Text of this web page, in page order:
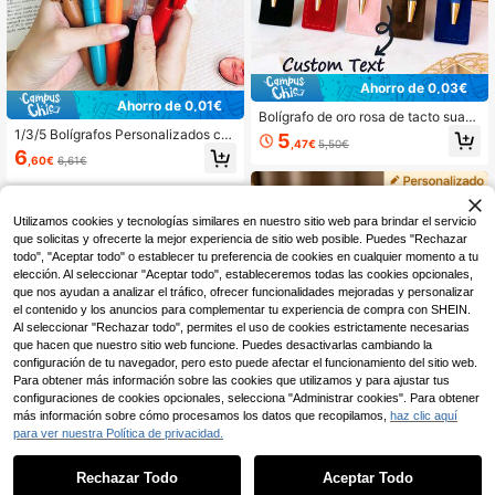
Ahorro de 0,01€
1/3/5 Bolígrafos Personalizados co
n Diseños de Rostro Personalizable
s, Adecuados para la Temporada de
Regreso a la Escuela, Útiles Escolar
sta, Útiles de Oficina y Escolares, Ú
tiles de Oficina y Otras Ocasiones.
6 ,60€ 6,61€
Ahorro de 0,03€
Bolígrafo de oro rosa de tacto suav
e personalizado y grabado, bolígraf
o de escritura de lujo con nombre p
suave, diseño minimalista multifunc
mas de honor, regreso a la escuela,
Navidad y aniversario de boda
5 ,47€5,50€
0
Utilizamos cookies y tecnologías similares en nuestro sitio web para brindar el servicio
que solicitas y ofrecerte la mejor experiencia de sitio web posible. Puedes "Rechazar
todo", "Aceptar todo" o establecer tu preferencia de cookies en cualquier momento a tu
elección. Al seleccionar "Aceptar todo", estableceremos todas las cookies opcionales,
que nos ayudan a analizar el tráfico, ofrecer funcionalidades mejoradas y personalizar
el contenido y los anuncios para complementar tu experiencia de compra con SHEIN.
Al seleccionar "Rechazar todo", permites el uso de cookies estrictamente necesarias
que hacen que nuestro sitio web funcione. Puedes desactivarlas cambiando la
configuración de tu navegador, pero esto puede afectar el funcionamiento del sitio web.
Para obtener más información sobre las cookies que utilizamos y para ajustar tus
configuraciones de cookies opcionales, selecciona "Administrar cookies". Para obtener
más información sobre cómo procesamos los datos que recopilamos, haz clic aquí
para ver nuestra Política de privacidad.
Rechazar Todo Aceptar Todo